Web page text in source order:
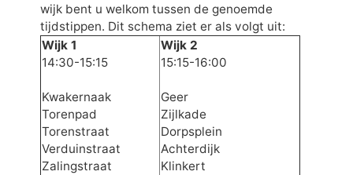
wijk bent u welkom tussen de genoemde
tijdstippen. Dit schema ziet er als volgt uit:
Wijk 1
14:30-15:15
Kwakernaak
Torenpad
Torenstraat
Verduinstraat
Zalingstraat
Wijk 2
15:15-16:00
Geer
Zijlkade
Dorpsplein
Achterdijk
Klinkert